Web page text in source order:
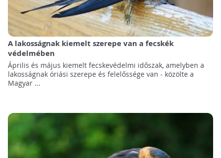
A lakosságnak kiemelt szerepe van a fecskék
védelmében
Április és május kiemelt fecskevédelmi időszak, amelyben a
lakosságnak óriási szerepe és felelőssége van - közölte a
Magyar ...